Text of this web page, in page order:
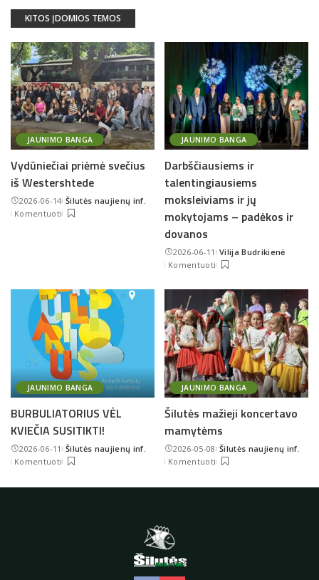
KITOS ĮDOMIOS TEMOS
JAUNIMO BANGA
Vydūniečiai priėmė svečius
iš Westershtede
2026-06-14Posted
by
Šilutės naujienų inf.
Komentuoti
JAUNIMO BANGA
Darbščiausiems ir
talentingiausiems
moksleiviams ir jų
mokytojams – padėkos ir
dovanos
2026-06-11 Posted
by
Vilija Budrikienė
Komentuoti
JAUNIMO BANGA
BURBULIATORIUS VĖL
KVIEČIA SUSITIKTI!
2026-06-11 Posted
by
Šilutės naujienų inf.
Komentuoti
JAUNIMO BANGA
Šilutės mažieji koncertavo
mamytėms
2026-05-08Posted
by
Šilutės naujienų inf.
Komentuoti